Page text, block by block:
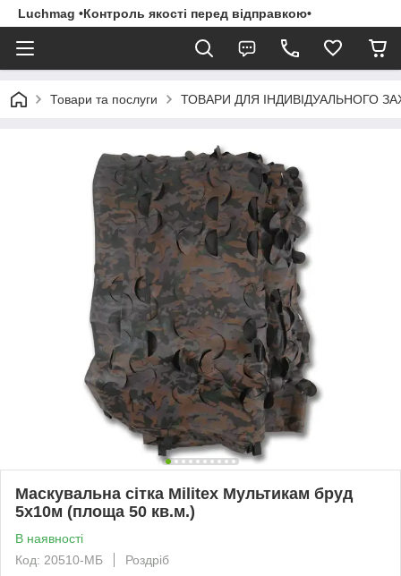
Luchmag •Контроль якості перед відправкою•
Товари та послуги ТОВАРИ ДЛЯ ІНДИВІДУАЛЬНОГО
Маскувальна сітка Militex Мультикам бруд
5х10м (площа 50 кв.м.)
В наявності
Код: 20510-МБ
Роздріб